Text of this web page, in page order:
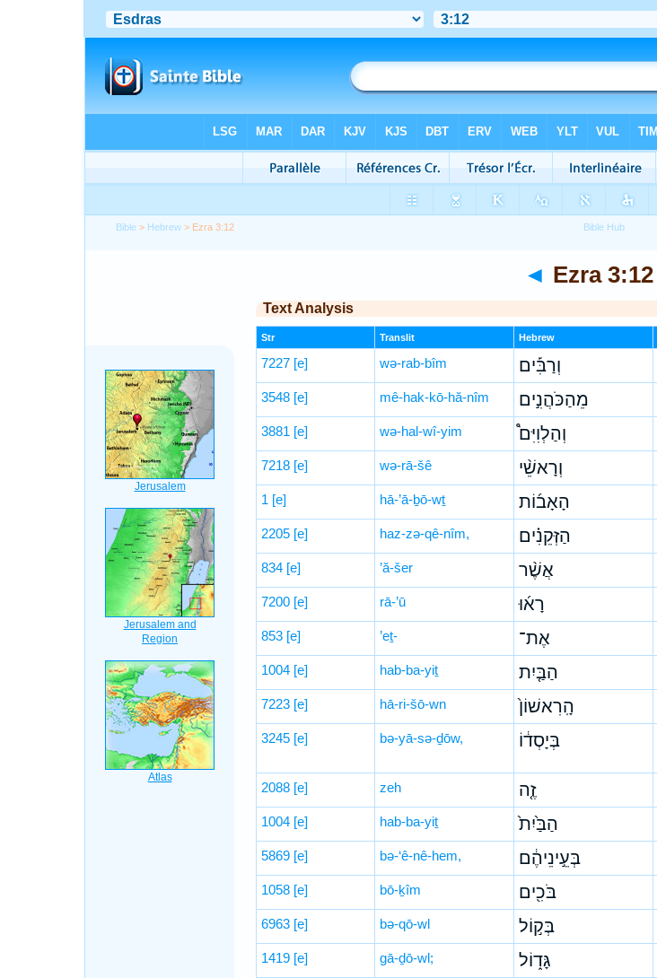
Bible > Hebrew > Ezra 3:12
◄ Ezra 3:12
Text Analysis
Str Translit Hebrew
7227 [e] wə-rab-bîm וְרַבִּ֡ים
3548 [e] mê-hak-kō-hă-nîm מֵהַכֹּהֲנִ֣ים
3881 [e] wə-hal-wî-yim וְהַלְוִיִּם֩
7218 [e] wə-rā-šê וְרָאשֵׁ֨י
1 [e] hā-’ā-ḇō-wṯ הָאָב֜וֹת
2205 [e] haz-zə-qê-nîm, הַזְּקֵנִ֗ים
834 [e] ’ă-šer אֲשֶׁ֨ר
7200 [e] rā-’ū רָא֜וּ
853 [e] ’eṯ- אֶת־
1004 [e] hab-ba-yiṯ הַבַּ֤יִת
7223 [e] hā-ri-šō-wn הָֽרִאשׁוֹן֙
3245 [e] bə-yā-sə-ḏōw, בְּיָסְד֔וֹ
2088 [e] zeh זֶ֤ה
1004 [e] hab-ba-yiṯ הַבַּ֙יִת֙
5869 [e] bə-‘ê-nê-hem, בְּעֵ֣ינֵיהֶ֔ם
1058 [e] bō-ḵîm בֹּכִ֖ים
6963 [e] bə-qō-wl בְּק֣וֹל
1419 [e] gā-ḏō-wl; גָּד֑וֹל